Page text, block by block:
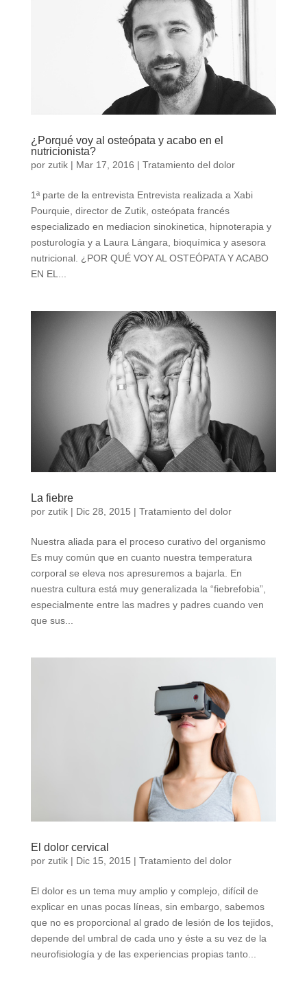
¿Porqué voy al osteópata y acabo en el
nutricionista?
por zutik| Mar 17, 2016 | Tratamiento del dolor
1ª parte de la entrevista Entrevista realizada a Xabi
Pourquie, director de Zutik, osteópata francés
especializado en mediacion sinokinetica, hipnoterapia y
posturología y a Laura Lángara, bioquímica y asesora
nutricional. ¿POR QUÉ VOY AL OSTEÓPATA Y ACABO
EN EL...
La fiebre
por zutik| Dic 28, 2015 | Tratamiento del dolor
Nuestra aliada para el proceso curativo del organismo
Es muy común que en cuanto nuestra temperatura
corporal se eleva nos apresuremos a bajarla. En
nuestra cultura está muy generalizada la “fiebrefobia”,
especialmente entre las madres y padres cuando ven
que sus...
El dolor cervical
por zutik| Dic 15, 2015 | Tratamiento del dolor
El dolor es un tema muy amplio y complejo, difícil de
explicar en unas pocas líneas, sin embargo, sabemos
que no es proporcional al grado de lesión de los tejidos,
depende del umbral de cada uno y éste a su vez de la
neurofisiología y de las experiencias propias tanto...